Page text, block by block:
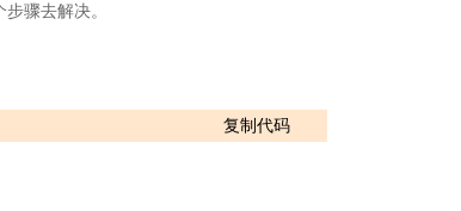
骤去解决。
复制代码